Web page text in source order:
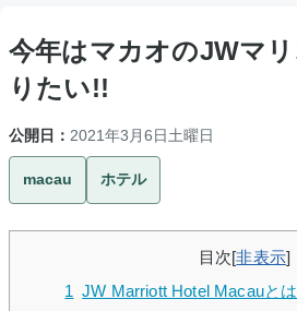
今年はマカオのJWマ
りたい!!
公開日： 2021年3月6日土曜日
macau ホテル
目次[非表示]
1 JW Marriott Hotel Macauとは